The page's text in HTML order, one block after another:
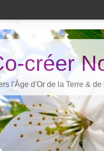
créer
l'Âge d'Or de la Terre &